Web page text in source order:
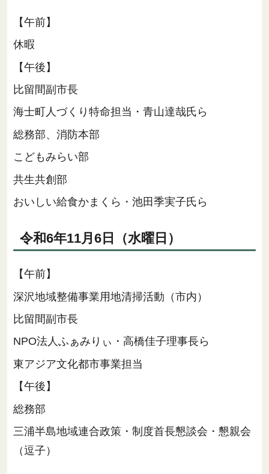
【午前】
休暇
【午後】
比留間副市長
海士町人づくり特命担当・青山達哉氏ら
総務部、消防本部
こどもみらい部
共生共創部
おいしい給食かまくら・池田季実子氏ら
令和6年11月6日（水曜日）
【午前】
深沢地域整備事業用地清掃活動（市内）
比留間副市長
NPO法人ふぁみりぃ・高橋佳子理事長ら
東アジア文化都市事業担当
【午後】
総務部
三浦半島地域連合政策・制度首長懇談会・懇親会
（逗子）